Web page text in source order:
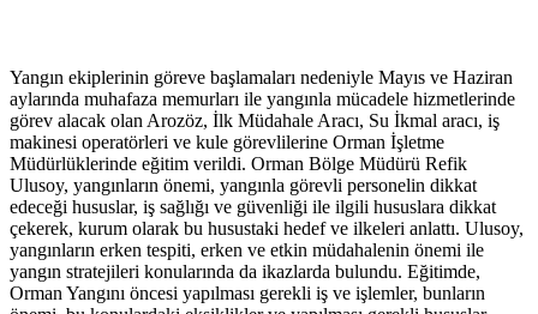
Yangın ekiplerinin göreve başlamaları nedeniyle Mayıs ve Haziran
aylarında muhafaza memurları ile yangınla mücadele hizmetlerinde
görev alacak olan Arozöz, İlk Müdahale Aracı, Su İkmal aracı, iş
makinesi operatörleri ve kule görevlilerine Orman İşletme
Müdürlüklerinde eğitim verildi. Orman Bölge Müdürü Refik
Ulusoy, yangınların önemi, yangınla görevli personelin dikkat
edeceği hususlar, iş sağlığı ve güvenliği ile ilgili hususlara dikkat
çekerek, kurum olarak bu husustaki hedef ve ilkeleri anlattı. Ulusoy,
yangınların erken tespiti, erken ve etkin müdahalenin önemi ile
yangın stratejileri konularında da ikazlarda bulundu. Eğitimde,
Orman Yangını öncesi yapılması gerekli iş ve işlemler, bunların